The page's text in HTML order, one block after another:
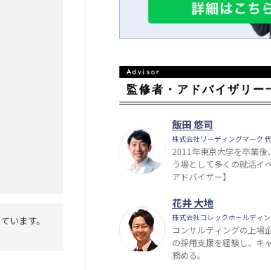
います。
監修者・アドバイザリー
飯田 悠司
株式会社リーディングマーク
2011年東京大学を卒業後
う場として多くの就活イ
アドバイザー】
花井 大地
株式会社コレックホールディ
コンサルティングの上場
の採用支援を経験し、キ
務める。